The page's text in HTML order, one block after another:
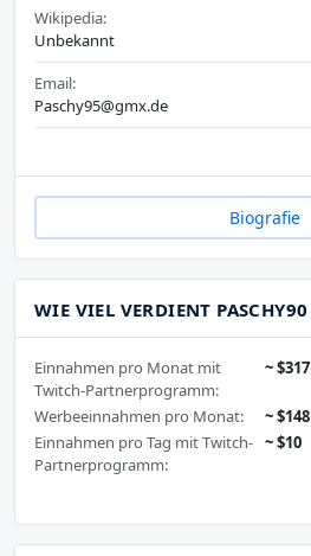
Wikipedia:
Unbekannt
Email:
Paschy95@gmx.de
Biografie
WIE VIEL VERDIENT PASCHY90
Einnahmen pro Monat mit
Twitch-Partnerprogramm:
~ $317
Werbeeinnahmen pro Monat:
~ $148
Einnahmen pro Tag mit Twitch-
Partnerprogramm:
~ $10